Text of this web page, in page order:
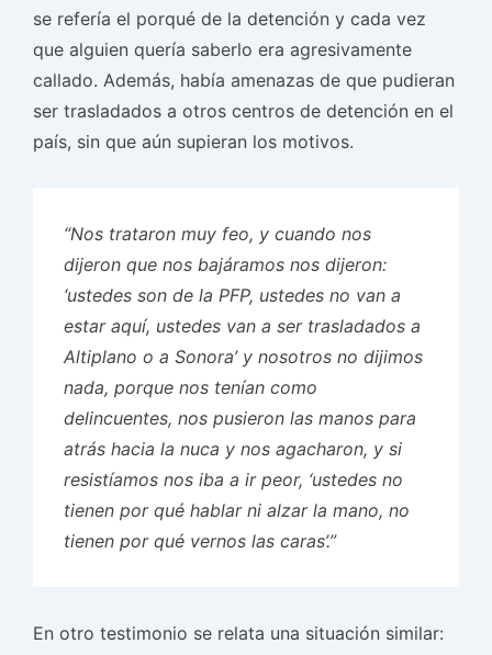
se refería el porqué de la detención y cada vez
que alguien quería saberlo era agresivamente
callado. Además, había amenazas de que pudieran
ser trasladados a otros centros de detención en el
país, sin que aún supieran los motivos.
“Nos trataron muy feo, y cuando nos
dijeron que nos bajáramos nos dijeron:
‘ustedes son de la PFP, ustedes no van a
estar aquí, ustedes van a ser trasladados a
Altiplano o a Sonora’ y nosotros no dijimos
nada, porque nos tenían como
delincuentes, nos pusieron las manos para
atrás hacia la nuca y nos agacharon, y si
resistíamos nos iba a ir peor, ‘ustedes no
tienen por qué hablar ni alzar la mano, no
tienen por qué vernos las caras’.”
En otro testimonio se relata una situación similar: